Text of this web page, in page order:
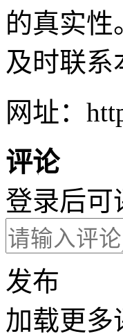
的真实性
及时联系
网址：
评论
登录后可
发布
加载更多